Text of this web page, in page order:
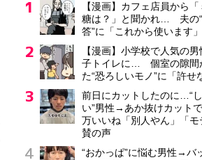
【漫画】カフェ店員から
糖は？」と聞かれ… 夫の“
答”に「これから使います」
【漫画】小学校で人気の
子トイレに… 個室の隙間
た“恐ろしいモノ”に「許せ
前日にカットしたのに…“
い”男性→あか抜けカット
万いいね「別人やん」「モ
賛の声
“おかっぱ”に悩む男性→バ